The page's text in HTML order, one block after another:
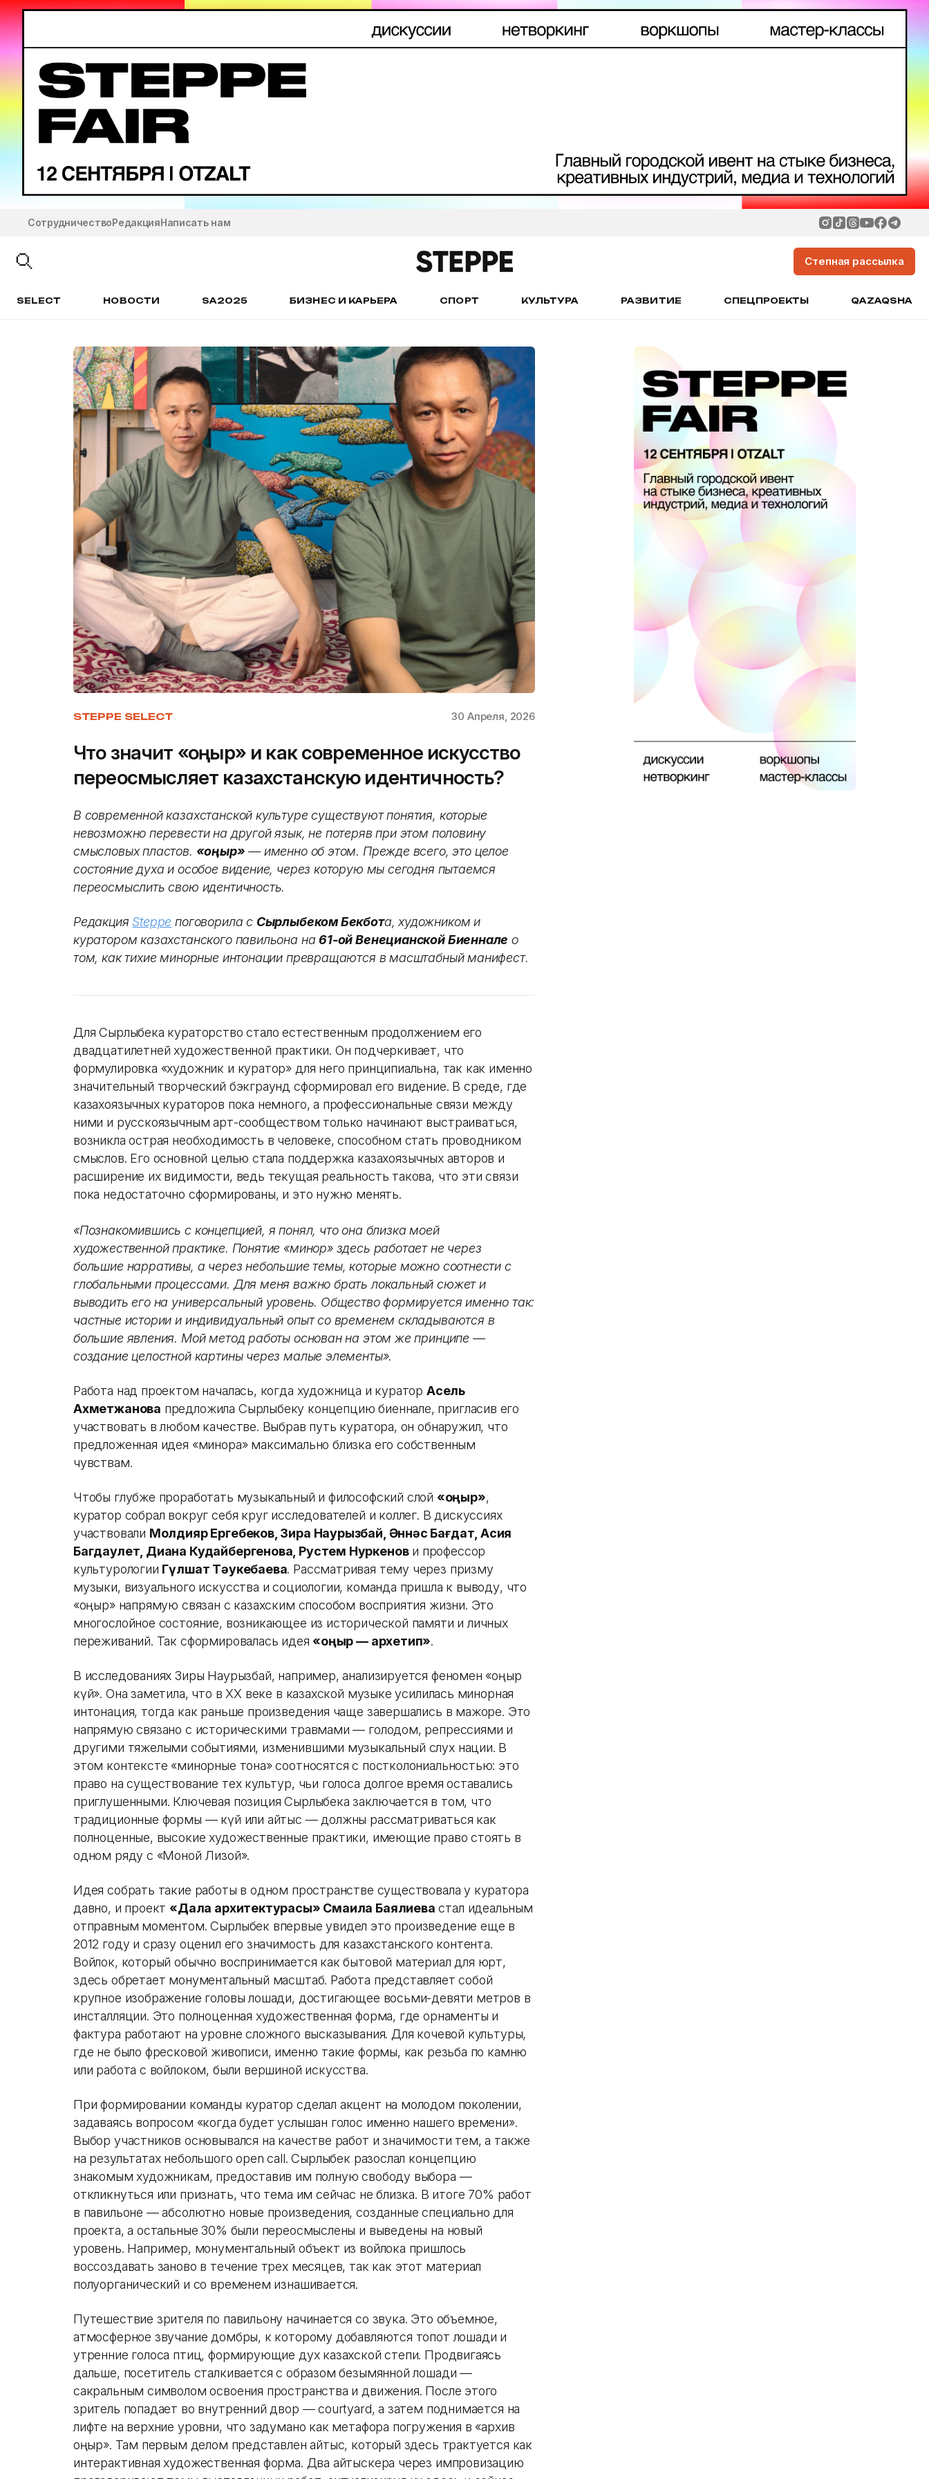
СотрудничествоРедакцияНаписать нам
Степная рассылка
SELECT НОВОСТИ SA2025 БИЗНЕС И КАРЬЕРА СПОРТ КУЛЬТУРА РАЗВИТИЕ СПЕЦПРОЕКТЫ QAZAQSHA
STEPPE SELECT 30 Апреля, 2026
Что значит «қоңыр» и как современное искусство
переосмысляет казахстанскую идентичность?
В современной казахстанской культуре существуют понятия, которые
невозможно перевести на другой язык, не потеряв при этом половину
смысловых пластов. «Қоңыр» — именно об этом. Прежде всего, это целое
состояние духа и особое видение, через которую мы сегодня пытаемся
переосмыслить свою идентичность.
Редакция Steppe поговорила с Сырлыбеком Бекбота, художником и
куратором казахстанского павильона на61-ой Венецианской Биеннале о
том, как тихие минорные интонации превращаются в масштабный манифест.
Для Сырлыбека кураторство стало естественным продолжением его
двадцатилетней художественной практики. Он подчеркивает, что
формулировка «художник и куратор» для него принципиальна, так как именно
значительный творческий бэкграунд сформировал его видение. В среде, где
казахоязычных кураторов пока немного, а профессиональные связи между
ними и русскоязычным арт-сообществом только начинают выстраиваться,
возникла острая необходимость в человеке, способном стать проводником
смыслов. Его основной целью стала поддержка казахоязычных авторов и
расширение их видимости, ведь текущая реальность такова, что эти связи
пока недостаточно сформированы, и это нужно менять.
«Познакомившись с концепцией, я понял, что она близка моей
художественной практике. Понятие «минор» здесь работает не через
большие нарративы, а через небольшие темы, которые можно соотнести с
глобальными процессами. Для меня важно брать локальный сюжет и
выводить его на универсальный уровень. Общество формируется именно так:
частные истории и индивидуальный опыт со временем складываются в
большие явления. Мой метод работы основан на этом же принципе —
создание целостной картины через малые элементы».
Работа над проектом началась, когда художница и куратор Асель
Ахметжанова предложила Сырлыбеку концепцию биеннале, пригласив его
участвовать в любом качестве. Выбрав путь куратора, он обнаружил, что
предложенная идея «минора» максимально близка его собственным
чувствам.
Чтобы глубже проработать музыкальный и философский слой «Қоңыр»,
куратор собрал вокруг себя круг исследователей и коллег. В дискуссиях
участвовали Молдияр Ергебеков, Зира Наурызбай, Әннәс Бағдат, Асия
Багдаулет, Диана Кудайбергенова, Рустем Нуркенови профессор
культурологии Гүлшат Тәукебаева. Рассматривая тему через призму
музыки, визуального искусства и социологии, команда пришла к выводу, что
«қоңыр» напрямую связан с казахским способом восприятия жизни. Это
многослойное состояние, возникающее из исторической памяти и личных
переживаний. Так сформировалась идея «Қоңыр — архетип».
В исследованиях Зиры Наурызбай, например, анализируется феномен «қоңыр
күй». Она заметила, что в XX веке в казахской музыке усилилась минорная
интонация, тогда как раньше произведения чаще завершались в мажоре. Это
напрямую связано с историческими травмами — голодом, репрессиями и
другими тяжелыми событиями, изменившими музыкальный слух нации. В
этом контексте «минорные тона» соотносятся с постколониальностью: это
право на существование тех культур, чьи голоса долгое время оставались
приглушенными. Ключевая позиция Сырлыбека заключается в том, что
традиционные формы — күй или айтыс — должны рассматриваться как
полноценные, высокие художественные практики, имеющие право стоять в
одном ряду с «Моной Лизой».
Идея собрать такие работы в одном пространстве существовала у куратора
давно, и проект «Дала архитектурасы» Смаила Баялиева стал идеальным
отправным моментом. Сырлыбек впервые увидел это произведение еще в
2012 году и сразу оценил его значимость для казахстанского контента.
Войлок, который обычно воспринимается как бытовой материал для юрт,
здесь обретает монументальный масштаб. Работа представляет собой
крупное изображение головы лошади, достигающее восьми-девяти метров в
инсталляции. Это полноценная художественная форма, где орнаменты и
фактура работают на уровне сложного высказывания. Для кочевой культуры,
где не было фресковой живописи, именно такие формы, как резьба по камню
или работа с войлоком, были вершиной искусства.
При формировании команды куратор сделал акцент на молодом поколении,
задаваясь вопросом «когда будет услышан голос именно нашего времени».
Выбор участников основывался на качестве работ и значимости тем, а также
на результатах небольшого open call. Сырлыбек разослал концепцию
знакомым художникам, предоставив им полную свободу выбора —
откликнуться или признать, что тема им сейчас не близка. В итоге 70% работ
в павильоне — абсолютно новые произведения, созданные специально для
проекта, а остальные 30% были переосмыслены и выведены на новый
уровень. Например, монументальный объект из войлока пришлось
воссоздавать заново в течение трех месяцев, так как этот материал
полуорганический и со временем изнашивается.
Путешествие зрителя по павильону начинается со звука. Это объемное,
атмосферное звучание домбры, к которому добавляются топот лошади и
утренние голоса птиц, формирующие дух казахской степи. Продвигаясь
дальше, посетитель сталкивается с образом безымянной лошади —
сакральным символом освоения пространства и движения. После этого
зритель попадает во внутренний двор — courtyard, а затем поднимается на
лифте на верхние уровни, что задумано как метафора погружения в «архив
қоңыр». Там первым делом представлен айтыс, который здесь трактуется как
интерактивная художественная форма. Два айтыскера через импровизацию